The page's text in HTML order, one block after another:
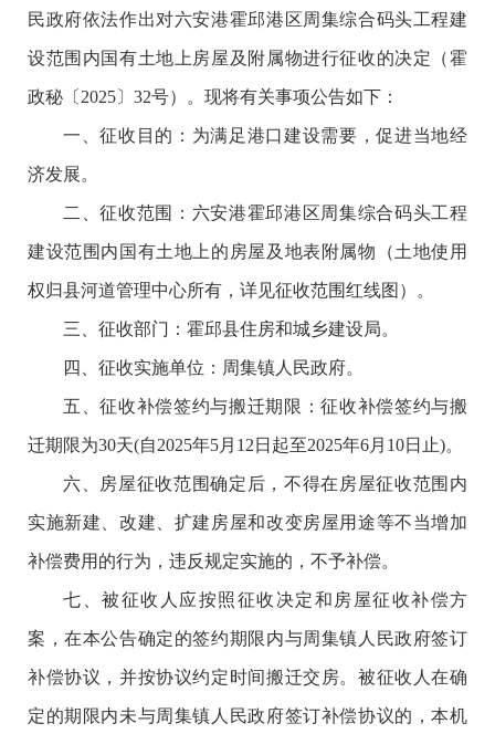
民政府依法作出对六安港霍邱港区周集综合码头工程建
设范围内国有土地上房屋及附属物进行征收的决定（霍
政秘〔2025〕32号）。现将有关事项公告如下：
一、征收目的：为满足港口建设需要，促进当地经
济发展。
二、征收范围：六安港霍邱港区周集综合码头工程
建设范围内国有土地上的房屋及地表附属物（土地使用
权归县河道管理中心所有，详见征收范围红线图）。
三、征收部门：霍邱县住房和城乡建设局。
四、征收实施单位：周集镇人民政府。
五、征收补偿签约与搬迁期限：征收补偿签约与搬
迁期限为30天(自2025年5月12日起至2025年6月10日止)。
六、房屋征收范围确定后，不得在房屋征收范围内
实施新建、改建、扩建房屋和改变房屋用途等不当增加
补偿费用的行为，违反规定实施的，不予补偿。
七、被征收人应按照征收决定和房屋征收补偿方
案，在本公告确定的签约期限内与周集镇人民政府签订
补偿协议，并按协议约定时间搬迁交房。被征收人在确
定的期限内未与周集镇人民政府签订补偿协议的，本机